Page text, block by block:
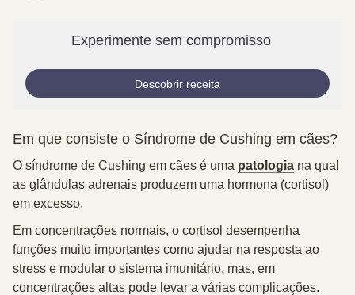
Experimente sem compromisso
Descobrir receita
Em que consiste o Síndrome de Cushing em cães?
O síndrome de Cushing em cães é uma patologia na qual
as glândulas adrenais produzem uma hormona (cortisol)
em excesso.
Em concentrações normais, o cortisol desempenha
funções muito importantes como ajudar na resposta ao
stress e modular o sistema imunitário, mas, em
concentrações altas pode levar a várias complicações.